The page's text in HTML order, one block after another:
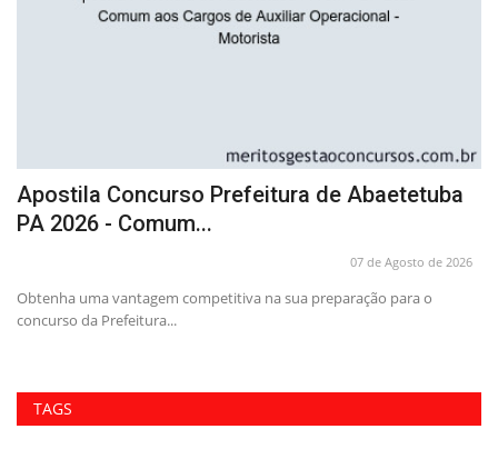
Apostila Concurso Prefeitura de Abaetetuba
PA 2026 - Comum...
07 de Agosto de 2026
Obtenha uma vantagem competitiva na sua preparação para o
concurso da Prefeitura...
TAGS